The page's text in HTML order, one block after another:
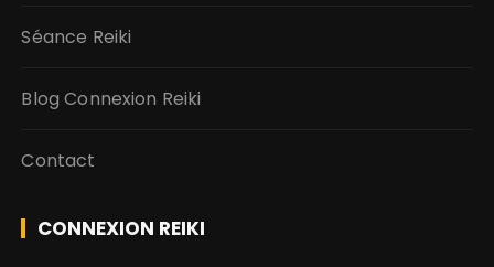
Séance Reiki
Blog Connexion Reiki
Contact
CONNEXION REIKI